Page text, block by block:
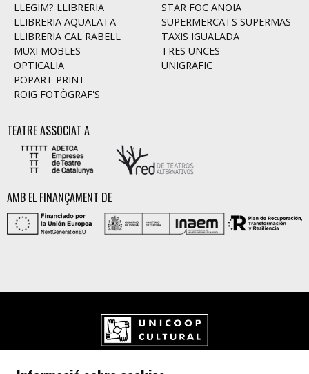
LLEGIM? LLIBRERIA
LLIBRERIA AQUALATA
LLIBRERIA CAL RABELL
MUXI MOBLES
OPTICALIA
POPART PRINT
ROIG FOTÒGRAF'S
STAR FOC ANOIA
SUPERMERCATS SUPERMAS
TAXIS IGUALADA
TRES UNCES
UNIGRAFIC
TEATRE ASSOCIAT A
AMB EL FINANÇAMENT DE